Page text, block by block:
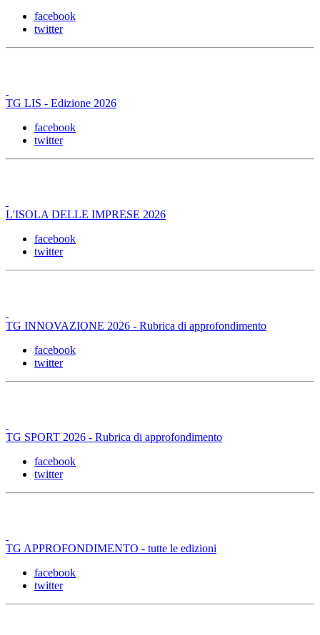
facebook
twitter
TG LIS - Edizione 2026
facebook
twitter
L'ISOLA DELLE IMPRESE 2026
facebook
twitter
TG INNOVAZIONE 2026 - Rubrica di approfondimento
facebook
twitter
TG SPORT 2026 - Rubrica di approfondimento
facebook
twitter
TG APPROFONDIMENTO - tutte le edizioni
facebook
twitter